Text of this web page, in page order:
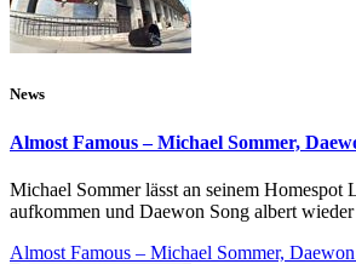
News
Almost Famous – Michael Sommer,
Michael Sommer lässt an seinem Homespot
aufkommen und Daewon Song albert
Almost Famous – Michael Sommer,